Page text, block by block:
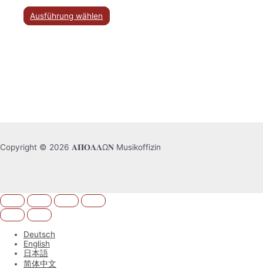
Ausführung wählen
Copyright © 2026 𝚨𝚷𝚶𝚲𝚲Ω𝚴 Musikoffizin
Deutsch
English
日本語
简体中文